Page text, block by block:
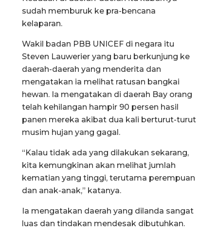
sudah memburuk ke pra-bencana
kelaparan.
Wakil badan PBB UNICEF di negara itu
Steven Lauwerier yang baru berkunjung ke
daerah-daerah yang menderita dan
mengatakan ia melihat ratusan bangkai
hewan. Ia mengatakan di daerah Bay orang
telah kehilangan hampir 90 persen hasil
panen mereka akibat dua kali berturut-turut
musim hujan yang gagal.
“Kalau tidak ada yang dilakukan sekarang,
kita kemungkinan akan melihat jumlah
kematian yang tinggi, terutama perempuan
dan anak-anak,” katanya.
Ia mengatakan daerah yang dilanda sangat
luas dan tindakan mendesak dibutuhkan.